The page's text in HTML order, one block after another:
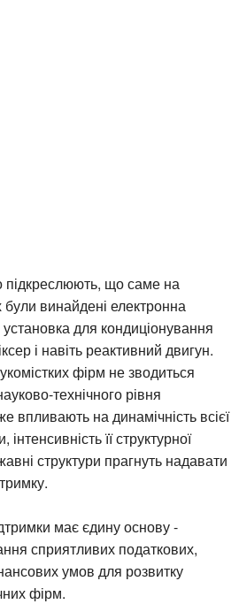
підкреслюють, що саме на
були винайдені електронна
для кондиціонування
і навіть реактивний двигун.
фірм не зводиться
технічного рівня
впливають на динамічність всієї
її структурної
структури прагнуть надавати
має єдину основу -
сприятливих податкових,
умов для розвитку
фірм.